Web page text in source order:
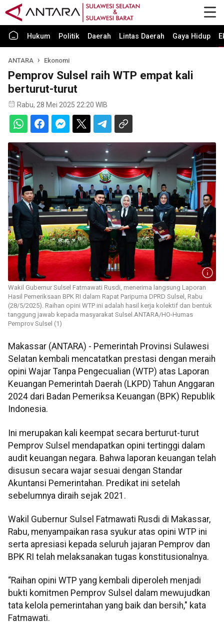
Hukum Politik Daerah Lintas Daerah Gaya Hidup
ANTARA Ekonomi
Pemprov Sulsel raih WTP empat kali
berturut-turut
Rabu, 28 Mei 2025 22:20 WIB
Wakil Gubernur Sulsel Fatmawati Rusdi, menerima langsung Laporan
Hasil Pemeriksaan BPK RI dalam Rapat Paripurna DPRD Sulsel, Rabu
(28/5/2025). Raihan opini WTP ini adalah hasil kerja kolektif dan bentuk
tanggung jawab kepada masyarakat Sulsel.ANTARA/HO-Humas
Pemprov Sulsel (1)
Makassar (ANTARA) - Pemerintah Provinsi Sulawesi
Selatan kembali mencatatkan prestasi dengan meraih
opini Wajar Tanpa Pengecualian (WTP) atas Laporan
Keuangan Pemerintah Daerah (LKPD) Tahun Anggaran
2024 dari Badan Pemeriksa Keuangan (BPK) Republik
Indonesia.
Ini merupakan kali keempat secara berturut-turut
Pemprov Sulsel mendapatkan opini tertinggi dalam
audit keuangan negara. Bahwa laporan keuangan telah
disusun secara wajar sesuai dengan Standar
Akuntansi Pemerintahan. Predikat ini setelah
sebelumnya diraih sejak 2021.
Wakil Gubernur Sulsel Fatmawati Rusdi di Makassar,
Rabu, menyampaikan rasa syukur atas opini WTP ini
serta apresiasi kepada seluruh jajaran Pemprov dan
BPK RI telah melaksanakan tugas konstitusionalnya.
“Raihan opini WTP yang kembali diperoleh menjadi
bukti komitmen Pemprov Sulsel dalam mewujudkan
tata kelola pemerintahan yang baik dan bersih," kata
Fatmawati.